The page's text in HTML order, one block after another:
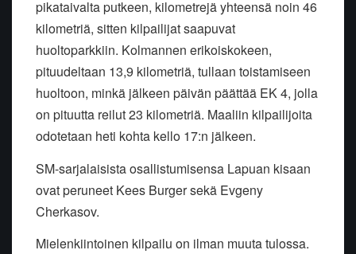
pikataivalta putkeen, kilometrejä yhteensä noin 46
kilometriä, sitten kilpailijat saapuvat
huoltoparkkiin. Kolmannen erikoiskokeen,
pituudeltaan 13,9 kilometriä, tullaan toistamiseen
huoltoon, minkä jälkeen päivän päättää EK 4, jolla
on pituutta reilut 23 kilometriä. Maaliin kilpailijoita
odotetaan heti kohta kello 17:n jälkeen.
SM-sarjalaisista osallistumisensa Lapuan kisaan
ovat peruneet Kees Burger sekä Evgeny
Cherkasov.
Mielenkiintoinen kilpailu on ilman muuta tulossa.